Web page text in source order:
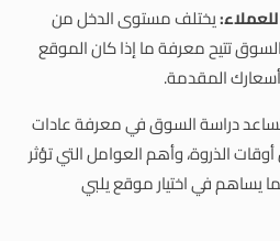
يختلف مستوى الدخل من
تتيح معرفة ما إذا كان الموقع
المقدمة.
دراسة السوق في معرفة عادات
الذروة، وأهم العوامل التي تؤثر
يساهم في اختيار موقع يلبي